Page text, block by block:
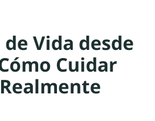
Vida desde
Cuidar